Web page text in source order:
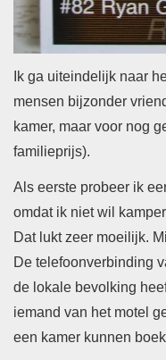
Ik ga uiteindelijk naar
mensen bijzonder
kamer, maar voor nog
familieprijs).
Als eerste probeer ik
omdat ik niet wil
Dat lukt zeer moeilijk.
De telefoonverbinding
de lokale bevolking
iemand van het motel
een kamer kunnen